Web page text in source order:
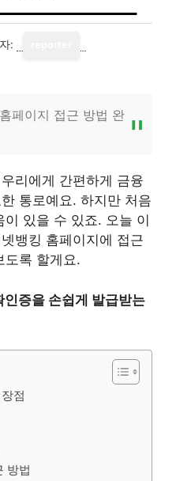
:
페이지 접근 방법 완
리에게 간편하게 금융
통로예요. 하지만 처음
있을 수 있죠. 오늘 이
뱅킹 홈페이지에 접근
도록 할게요.
증을 손쉽게 발급받는
점
방법